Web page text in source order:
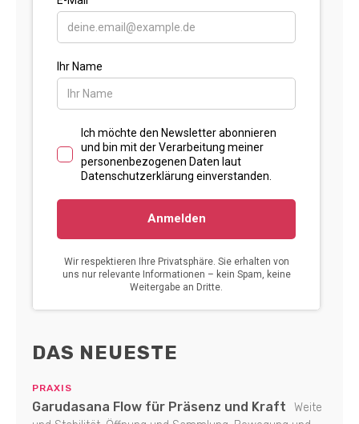
DAS NEUESTE
PRAXIS
Garudasana Flow für Präsenz und Kraft
Weite